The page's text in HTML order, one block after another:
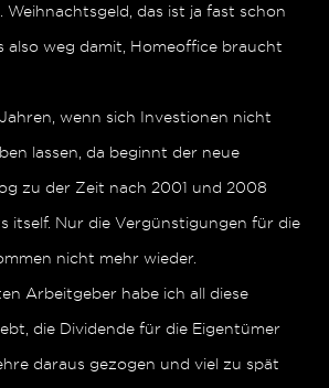
Weihnachtsgeld, das ist ja fast schon
also weg damit, Homeoffice braucht
wenn sich Investionen nicht
lassen, da beginnt der neue
zu der Zeit nach 2001 und 2008
itself. Nur die Vergünstigungen für die
nicht mehr wieder.
Arbeitgeber habe ich all diese
die Dividende für die Eigentümer
daraus gezogen und viel zu spät